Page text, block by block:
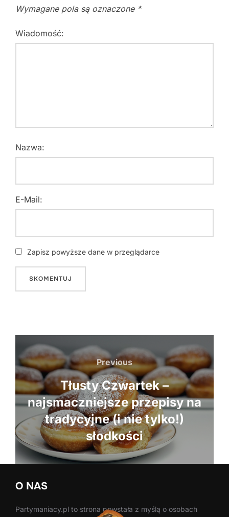
Wymagane pola są oznaczone *
Wiadomość:
Nazwa:
E-Mail:
Zapisz powyższe dane w przeglądarce
Nawigacja
wpisu
Previous
Previous
Tłusty Czwartek –
najsmaczniejsze przepisy na
tradycyjne (i nie tylko!)
słodkości
O NAS
Partymaniacy.pl to strona powstała z myślą o osobach